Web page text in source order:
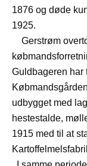
1876 og døde
1925.
Gerstrøm
Guldbageren har
udbygget med
hestestalde,
1915 med til at